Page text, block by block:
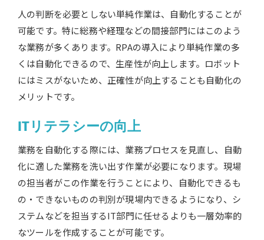
人の判断を必要としない単純作業は、自動化することが
可能です。特に総務や経理などの間接部門にはこのよう
な業務が多くあります。RPAの導入により単純作業の多
くは自動化できるので、生産性が向上します。ロボット
にはミスがないため、正確性が向上することも自動化の
メリットです。
ITリテラシーの向上
業務を自動化する際には、業務プロセスを見直し、自動
化に適した業務を洗い出す作業が必要になります。現場
の担当者がこの作業を行うことにより、自動化できるも
の・できないものの判別が現場内できるようになり、シ
ステムなどを担当するIT部門に任せるよりも一層効率的
なツールを作成することが可能です。